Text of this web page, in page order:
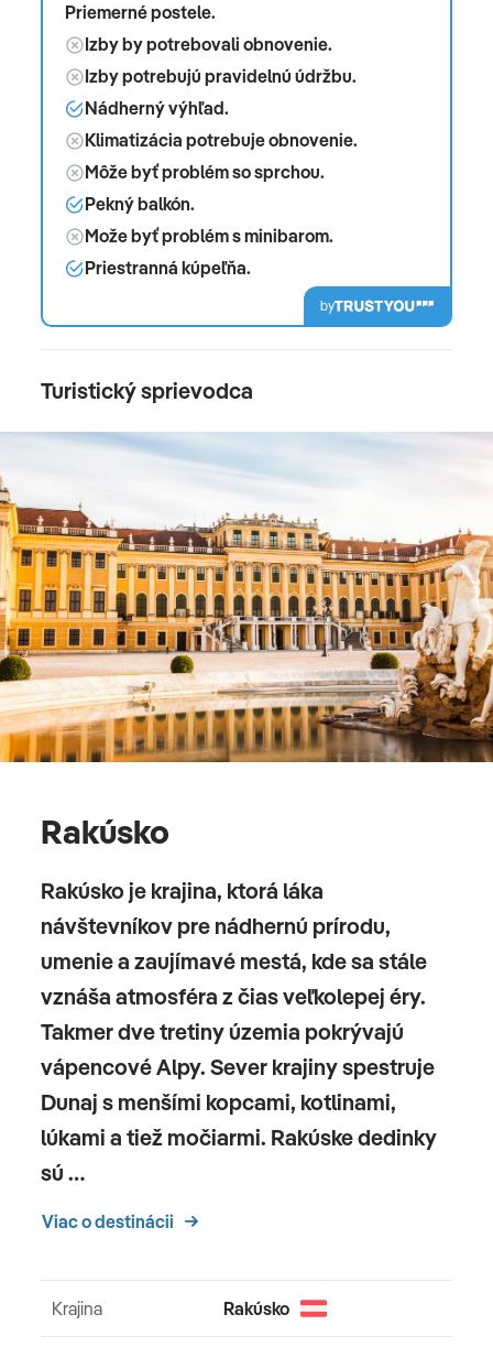
Priemerné postele.
Izby by potrebovali obnovenie.
Izby potrebujú pravidelnú údržbu.
Nádherný výhľad.
Klimatizácia potrebuje obnovenie.
Môže byť problém so sprchou.
Pekný balkón.
Može byť problém s minibarom.
Priestranná kúpeľňa.
by
Turistický sprievodca
Rakúsko
Rakúsko je krajina, ktorá láka
návštevníkov pre nádhernú prírodu,
umenie a zaujímavé mestá, kde sa stále
vznáša atmosféra z čias veľkolepej éry.
Takmer dve tretiny územia pokrývajú
vápencové Alpy. Sever krajiny spestruje
Dunaj s menšími kopcami, kotlinami,
lúkami a tiež močiarmi. Rakúske dedinky
sú …
Viac o destinácii
Krajina Rakúsko